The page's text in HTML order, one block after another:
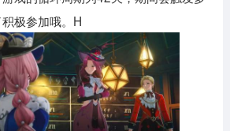
极参加哦。H